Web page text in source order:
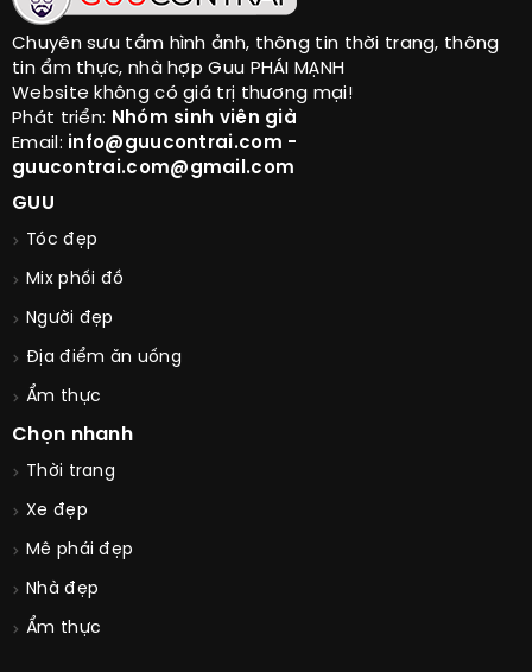
Chuyên sưu tầm hình ảnh, thông tin thời trang, thông
tin ẩm thực, nhà hợp Guu PHÁI MẠNH
Website không có giá trị thương mại!
Phát triển: Nhóm sinh viên già
Email: info@guucontrai.com -
guucontrai.com@gmail.com
GUU
Tóc đẹp
Mix phối đồ
Người đẹp
Địa điểm ăn uống
Ẩm thực
Chọn nhanh
Thời trang
Xe đẹp
Mê phái đẹp
Nhà đẹp
Ẩm thực